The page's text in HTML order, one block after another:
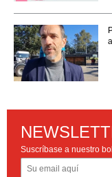
Suscríbase a nuestro